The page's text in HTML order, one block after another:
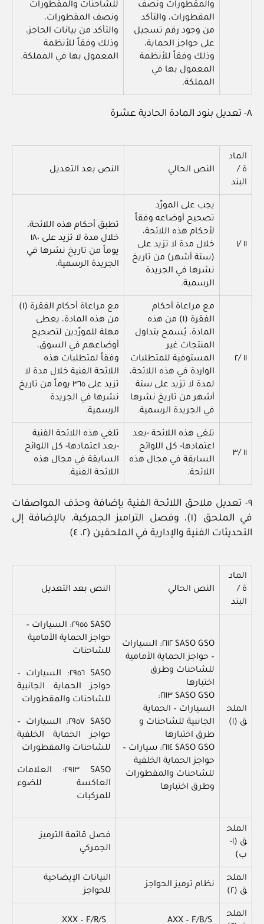
والمقطورات ونصف
المقطورات، والتأكد
من وجود رقم تسجيل
على حواجز الحماية،
وذلك وفقاً للأنظمة
المعمول بها في
المملكة.
للشاحنات والمقطورات
ونصف المقطورات،
والتأكد من بيانات الحاجز،
وذلك وفقاً للأنظمة
المعمول بها في المملكة.
٨- تعديل بنود المادة الحادية عشرة
الماد
ة /
البند
النص الحالي النص بعد التعديل
١١ /١
يجب على المورِّد
تصحيح أوضاعه وفقاً
لأحكام هذه اللائحة،
خلال مدة لا تزيد على
(ستة أشهر) من تاريخ
نشرها في الجريدة
الرسمية.
تطبق أحكام هذه اللائحة،
خلال مدة لا تزيد على ١٨٠
يوماً من تاريخ نشرها في
الجريدة الرسمية.
١١ /٢
مع مراعاة أحكام
الفقرة (١) من هذه
المادة، يُسمح بتداول
المنتجات غير
المستوفية للمتطلبات
الواردة في هذه اللائحة،
لمدة لا تزيد على ستة
أشهر من تاريخ نشرها
في الجريدة الرسمية.
مع مراعاة أحكام الفقرة (١)
من هذه المادة، يعطى
مهلة للمورِّدين لتصحيح
أوضاعهم في السوق،
وفقاً لمتطلبات هذه
اللائحة الفنية خلال مدة لا
تزيد على ٣٦٥ يوماً من تاريخ
نشرها في الجريدة
الرسمية.
١١ /٣
تلغي هذه اللائحة -بعد
اعتمادها- كل اللوائح
السابقة في مجال هذه
اللائحة.
تلغي هذه اللائحة الفنية
-بعد اعتمادها- كل اللوائح
السابقة في مجال هذه
اللائحة الفنية.
٩- تعديل ملاحق اللائحة الفنية بإضافة وحذف المواصفات
في الملحق (١)، وفصل التراميز الجمركية، بالإضافة إلى
التحديثات الفنية والإدارية في الملحقين (٢، ٤)
الماد
ة /
البند
النص الحالي النص بعد التعديل
الملح
ق (١)
SASO GSO ٢١١٢: السيارات
– حواجز الحماية الأمامية
للشاحنات وطرق
اختبارها
SASO GSO ٢١١٣:
السيارات – الحماية
الجانبية للشاحنات و
طرق اختبارها
SASO GSO ٢١١٤: سيارات –
حواجز الحماية الخلفية
للشاحنات والمقطورات
وطرق اختبارها
SASO ٢٩٥٥: السيارات –
حواجز الحماية الأمامية
للشاحنات
SASO ٢٩٥٦: السيارات –
حواجز الحماية الجانبية
للشاحنات والمقطورات
SASO ٢٩٥٧: السيارات –
حواجز الحماية الخلفية
للشاحنات والمقطورات
SASO ٢٩١٣: العلامات
العاكسة للضوء
للمركبات
الملح
ق (١-
ب)
فصل قائمة الترميز
الجمركي
الملح
ق (٢)
نظام ترميز الحواجز
البيانات الإيضاحية
للحواجز
الملح